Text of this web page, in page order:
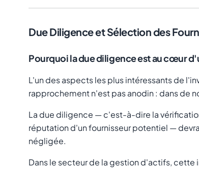
Due Diligence et Sélection des
Pourquoi la due diligence est au cœur
L'un des aspects les plus intéressants de
rapprochement n'est pas anodin : dans de
La due diligence — c'est-à-dire la
réputation d'un fournisseur potentiel —
négligée.
Dans le secteur de la gestion d'actifs,